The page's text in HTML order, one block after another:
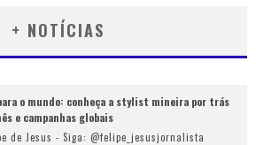
+ NOTÍCIAS
o mundo: conheça a stylist mineira por trás
e campanhas globais
de Jesus - Siga: @felipe_jesusjornalista